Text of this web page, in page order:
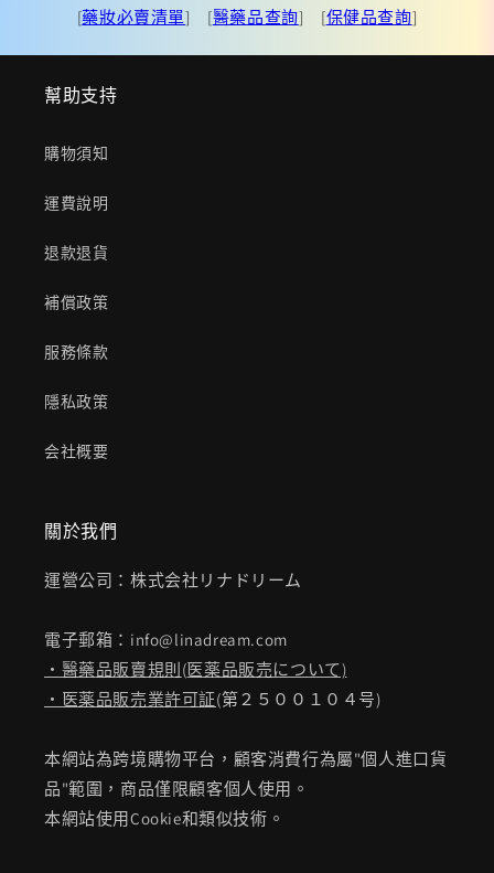
[藥妝必賣清單] [醫藥品查詢] [保健品查詢]
幫助支持
購物須知
運費說明
退款退貨
補償政策
服務條款
隱私政策
会社概要
關於我們
運營公司：株式会社リナドリーム
電子郵箱：info@linadream.com
・醫藥品販賣規則(医薬品販売について)
・医薬品販売業許可証(第２５００１０４号)
本網站為跨境購物平台，顧客消費行為屬"個人進口貨
品"範圍，商品僅限顧客個人使用。
本網站使用Cookie和類似技術。